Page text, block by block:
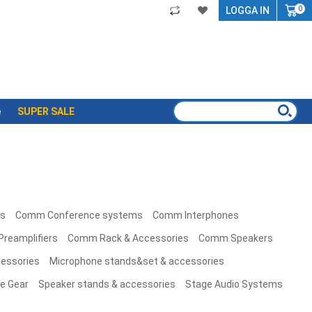
0
LOGGA IN
SUPER SALE
Comm Conference systems Comm Interphones
Comm Rack & Accessories Comm Speakers
Microphone stands&set & accessories
Gear Speaker stands & accessories Stage Audio Systems